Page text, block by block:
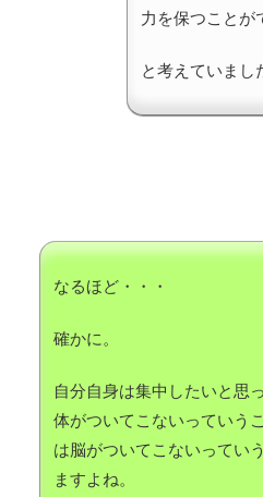
力を保つことが
と考えていまし
なるほど・・・
確かに。
自分自身は集中したいと思
体がついてこないっていう
は脳がついてこないってい
ますよね。